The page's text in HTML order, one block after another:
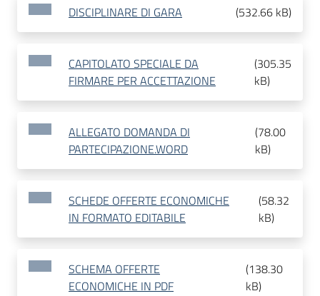
DISCIPLINARE DI GARA (532.66 kB)
CAPITOLATO SPECIALE DA
FIRMARE PER ACCETTAZIONE
(305.35
kB)
ALLEGATO DOMANDA DI
PARTECIPAZIONE.WORD
(78.00
kB)
SCHEDE OFFERTE ECONOMICHE
IN FORMATO EDITABILE
(58.32
kB)
SCHEMA OFFERTE
ECONOMICHE IN PDF
(138.30
kB)